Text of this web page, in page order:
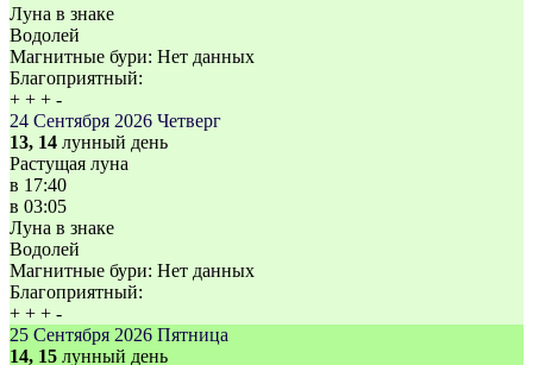
Луна в знаке
Водолей
Магнитные бури: Нет данных
Благоприятный:
+ + + -
24 Сентября 2026 Четверг
13, 14 лунный день
Растущая луна
в 17:40
в 03:05
Луна в знаке
Водолей
Магнитные бури: Нет данных
Благоприятный:
+ + + -
25 Сентября 2026 Пятница
14, 15 лунный день